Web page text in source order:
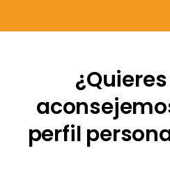
perfil